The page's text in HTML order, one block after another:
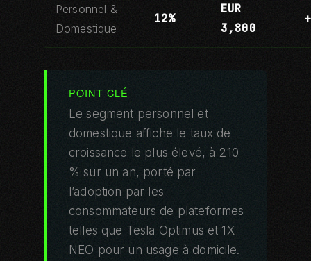
Personnel &
Domestique
12%
EUR
3,800
POINT CLÉ
Le segment personnel et
domestique affiche le taux de
croissance le plus élevé, à 210
% sur un an, porté par
l’adoption par les
consommateurs de plateformes
telles que Tesla Optimus et 1X
NEO pour un usage à domicile.